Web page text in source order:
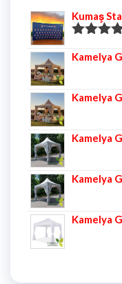
Kumaş
5.00oy
Kamelya
Kamelya
Kamelya
Kamelya
Kamelya